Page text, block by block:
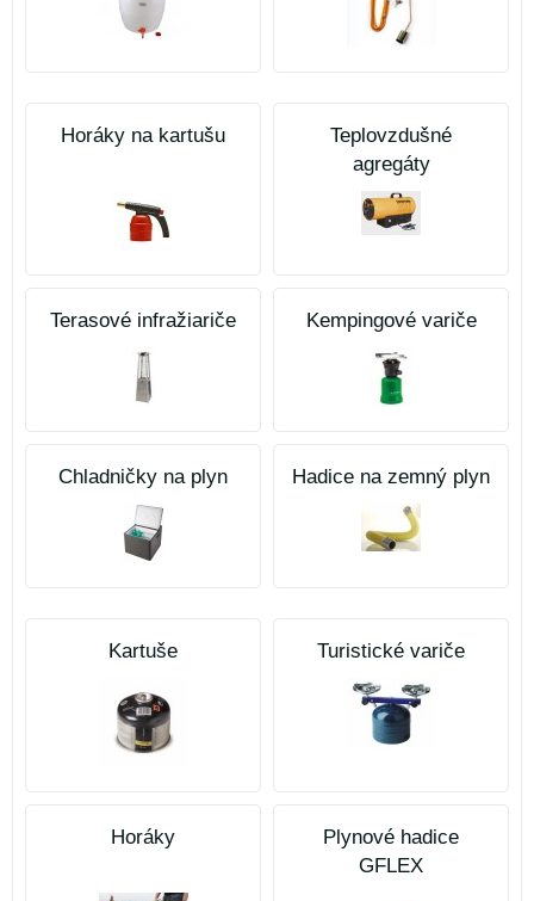
Horáky na kartušu
Teplovzdušné
agregáty
Terasové infražiariče Kempingové variče
Chladničky na plyn Hadice na zemný plyn
Kartuše Turistické variče
Horáky
Plynové hadice
GFLEX